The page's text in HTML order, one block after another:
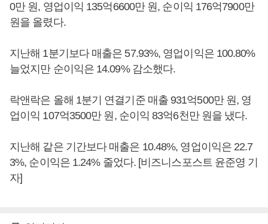
0만 원, 영업이익 135억6600만 원, 순이익 176억7900만
원을 올렸다.
지난해 1분기보다 매출은 57.93%, 영업이익은 100.80%
늘었지만 순이익은 14.09% 감소했다.
락앤락은 올해 1분기 연결기준 매출 931억500만 원, 영
업이익 107억3500만 원, 순이익 83억6천만 원을 냈다.
지난해 같은 기간보다 매출은 10.48%, 영업이익은 22.7
3%, 순이익은 1.24% 줄었다. [비즈니스포스트 윤준영 기
자]